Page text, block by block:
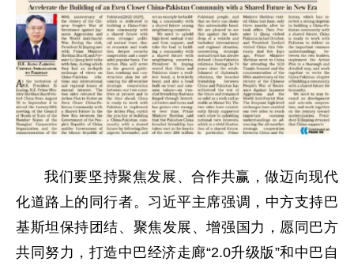
我们要坚持聚焦发展、合作共赢，做迈向现代
化道路上的同行者。习近平主席强调，中方支持巴
基斯坦保持团结、聚焦发展、增强国力，愿同巴方
共同努力，打造中巴经济走廊“2.0升级版”和中巴自